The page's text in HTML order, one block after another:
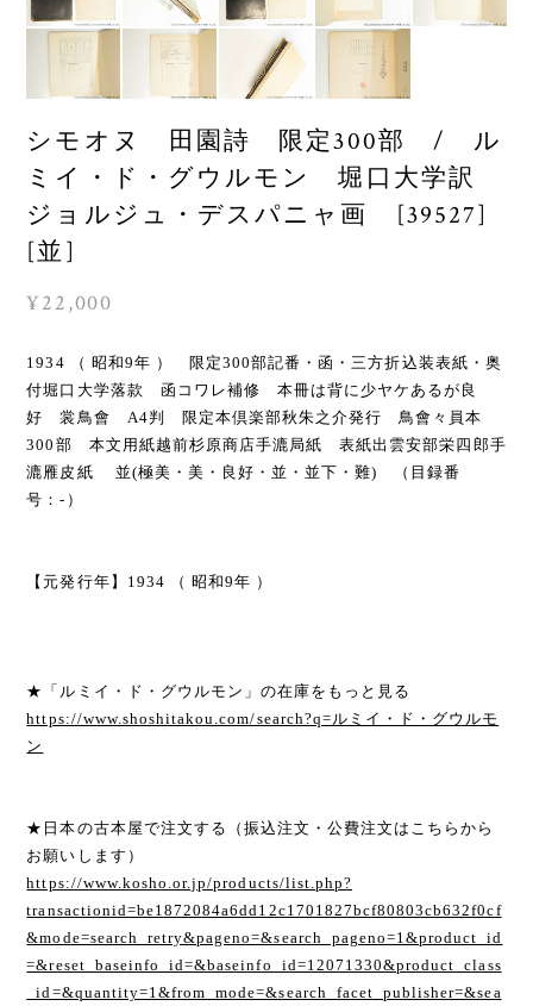
シモオヌ 田園詩 限定300部 / ル
ミイ・ド・グウルモン 堀口大学訳
ジョルジュ・デスパニャ画 [39527]
[並]
¥22,000
1934 （ 昭和9年 ） 限定300部記番・函・三方折込装表紙・奥
付堀口大学落款 函コワレ補修 本冊は背に少ヤケあるが良
好 裳鳥會 A4判 限定本倶楽部秋朱之介発行 鳥會々員本
300部 本文用紙越前杉原商店手漉局紙 表紙出雲安部栄四郎手
漉雁皮紙 並(極美・美・良好・並・並下・難) （目録番
号：-）
【元発行年】1934 （ 昭和9年 ）
★「ルミイ・ド・グウルモン」の在庫をもっと見る
https://www.shoshitakou.com/search?q=ルミイ・ド・グウルモ
ン
★日本の古本屋で注文する（振込注文・公費注文はこちらから
お願いします）
https://www.kosho.or.jp/products/list.php?
transactionid=be1872084a6dd12c1701827bcf80803cb632f0cf
&mode=search_retry&pageno=&search_pageno=1&product_id
=&reset_baseinfo_id=&baseinfo_id=12071330&product_class
_id=&quantity=1&from_mode=&search_facet_publisher=&sea